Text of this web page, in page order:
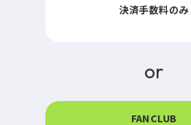
決済手数料のみ
or
FANCLUB